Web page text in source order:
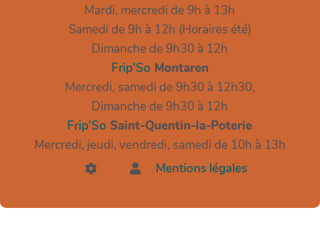
Mardi, mercredi de 9h à 13h
Samedi de 9h à 12h (Horaires été)
Dimanche de 9h30 à 12h
Frip'So Montaren
Mercredi, samedi de 9h30 à 12h30,
Dimanche de 9h30 à 12h
Frip'So Saint-Quentin-la-Poterie
Mercredi, jeudi, vendredi, samedi de 10h à 13h
Mentions légales